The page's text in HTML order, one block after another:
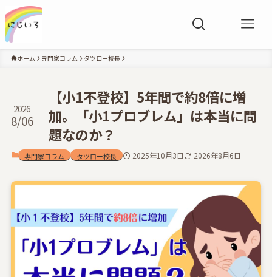
ホーム 専門家コラム タツロー校長
【小1不登校】5年間で約8倍に増
加。「小1プロブレム」は本当に問
題なのか？
2026
8/06
専門家コラム タツロー校長 2025年10月3日 2026年8月6日